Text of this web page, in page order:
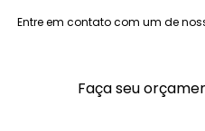
Entre em contato com um de
Faça seu